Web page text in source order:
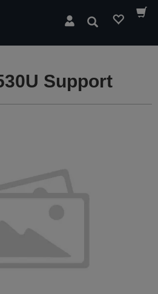
Hae
Support